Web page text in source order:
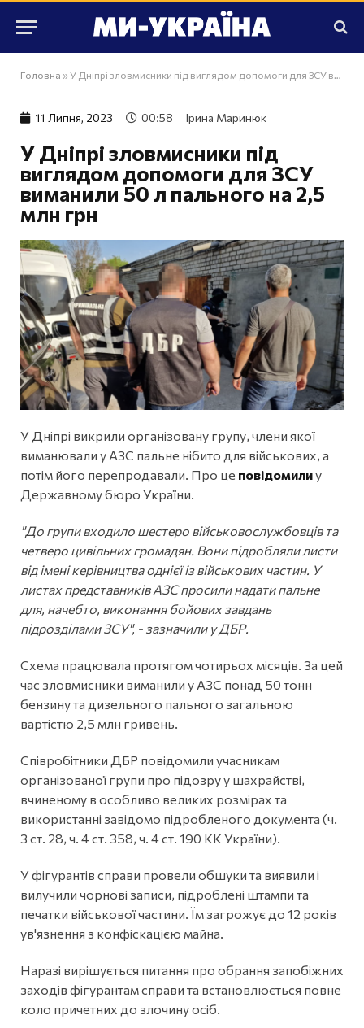
Головна » У Дніпрі зловмисники під виглядом допомоги для ЗСУ виманили 50 л пального на 2,5 млн грн
11 Липня, 2023 00:58 Ірина Маринюк
У Дніпрі зловмисники під
виглядом допомоги для ЗСУ
виманили 50 л пального на 2,5
млн грн
У Дніпрі викрили організовану групу, члени якої
виманювали у АЗС пальне нібито для військових, а
потім його перепродавали. Про це повідомилиу
Державному бюро України.
"До групи входило шестеро військовослужбовців та
четверо цивільних громадян. Вони підробляли листи
від імені керівництва однієї із військових частин. У
листах представників АЗС просили надати пальне
для, начебто, виконання бойових завдань
підрозділами ЗСУ", - зазначили у ДБР.
Схема працювала протягом чотирьох місяців. За цей
час зловмисники виманили у АЗС понад 50 тонн
бензину та дизельного пального загальною
вартістю 2,5 млн гривень.
Співробітники ДБР повідомили учасникам
організованої групи про підозру у шахрайстві,
вчиненому в особливо великих розмірах та
використанні завідомо підробленого документа (ч.
3 ст. 28, ч. 4 ст. 358, ч. 4 ст. 190 КК України).
У фігурантів справи провели обшуки та виявили і
вилучили чорнові записи, підроблені штампи та
печатки військової частини. Їм загрожує до 12 років
ув'язнення з конфіскацією майна.
Наразі вирішується питання про обрання запобіжних
заходів фігурантам справи та встановлюється повне
коло причетних до злочину осіб.